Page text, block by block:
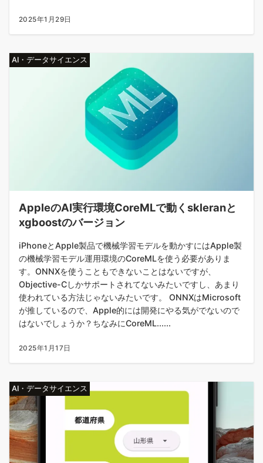
2025年1月29日
AI・データサイエンス
AppleのAI実行環境CoreMLで動くskleranと
xgboostのバージョン
iPhoneとApple製品で機械学習モデルを動かすにはApple製
の機械学習モデル運用環境のCoreMLを使う必要がありま
す。ONNXを使うこともできないことはないですが、
Objective-Cしかサポートされてないみたいですし、あまり
使われている方法じゃないみたいです。 ONNXはMicrosoft
が推しているので、Apple的には開発にやる気がでないので
はないでしょうか？ちなみにCoreML......
2025年1月17日
AI・データサイエンス